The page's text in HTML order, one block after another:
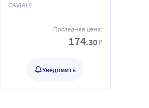
CAVIALE
Последняя цена:
174.30₽
Уведомить